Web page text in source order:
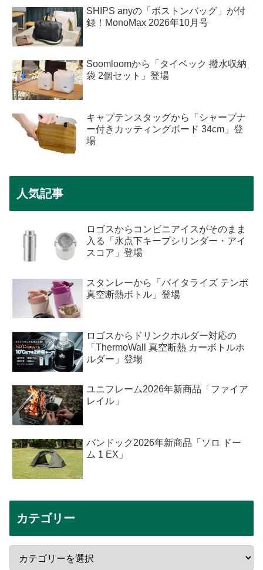
SHIPS anyの「ボストンバッグ」が付
録！MonoMax 2026年10月号
Soomloomから「タイベック 撥水収納
袋 2個セット」登場
キャプテンスタッグから「シャープナ
ー付きカッティングボード 34cm」登
場
人気記事
ロゴスからコンビニアイスがそのまま
入る「氷点下キープシリンダー・アイ
スコア」登場
スタンレーから「バイタライズ テンポ
真空断熱ボトル」登場
ロゴスからドリンクホルダー対応の
「ThermoWall 真空断熱 カーボトルホ
ルダー」登場
ユニフレーム2026年新商品「ファイア
レイル」
バンドック2026年新商品「ソロ ドー
ム 1 EX」
カテゴリー